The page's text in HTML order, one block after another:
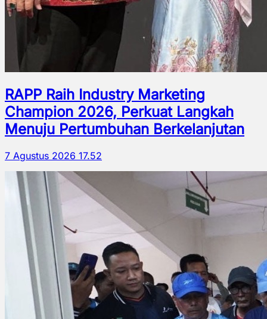
RAPP Raih Industry Marketing
Champion 2026, Perkuat Langkah
Menuju Pertumbuhan Berkelanjutan
7 Agustus 2026 17.52